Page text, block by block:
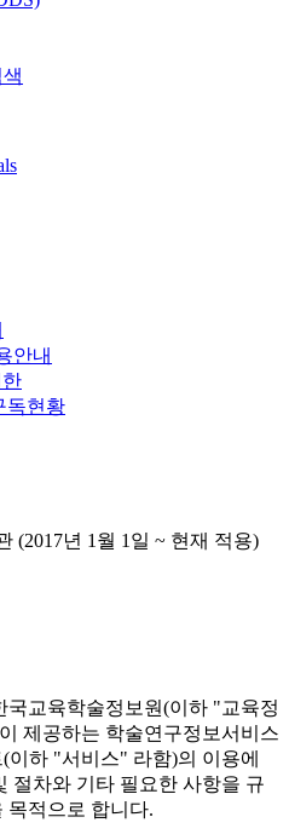
안내
독현황
(2017년 1월 1일 ~ 현재 적용)
국교육학술정보원(이하 "교육정
제공하는 학술연구정보서비스
이하 "서비스" 라함)의 이용에
절차와 기타 필요한 사항을 규
목적으로 합니다.